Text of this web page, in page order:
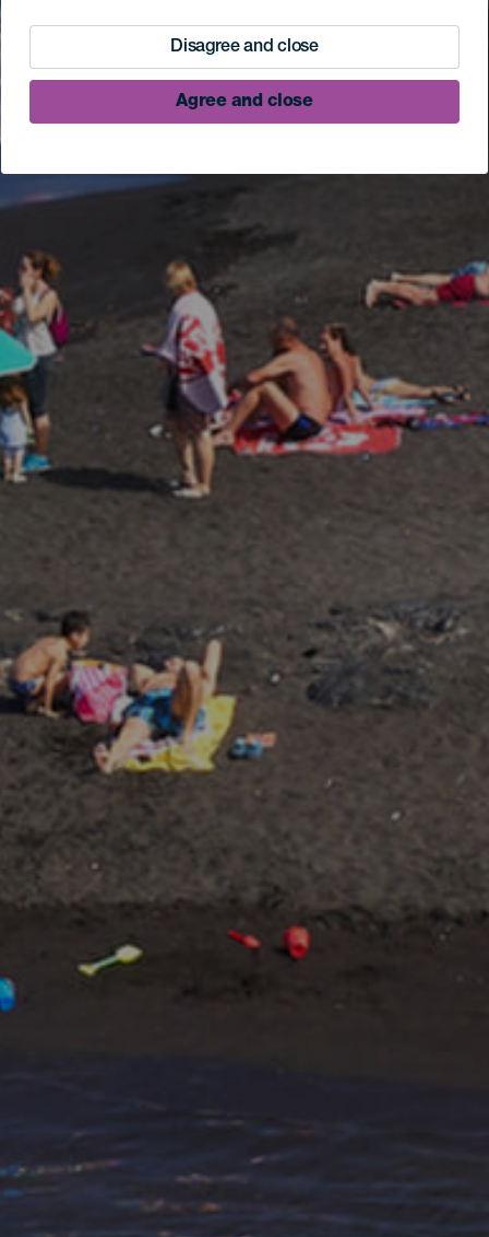
Disagree and close
Agree and close